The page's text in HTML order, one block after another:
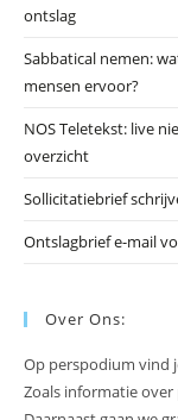
ontslag
Sabbatical nemen:
mensen ervoor?
NOS Teletekst: live
overzicht
Sollicitatiebrief
Ontslagbrief e-mail
Over Ons:
Op perspodium vind
Zoals informatie over